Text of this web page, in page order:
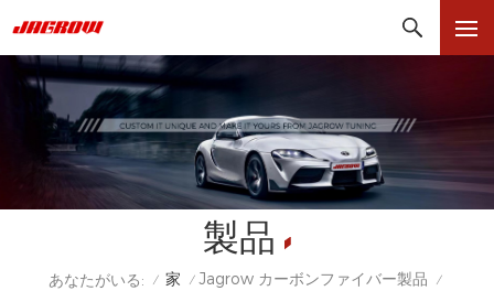
製品
あなたがいる: / 家 / Jagrow カーボンファイバー製品 /